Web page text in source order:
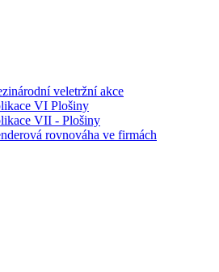
veletržní akce
VI Plošiny
VII - Plošiny
rovnováha ve firmách